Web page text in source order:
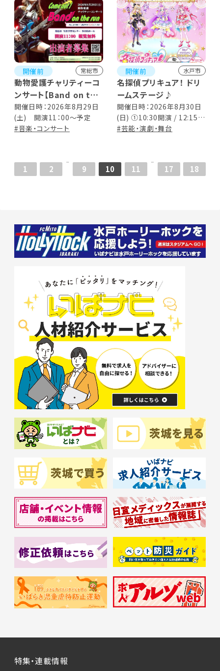
開催前 常総市
動物愛護チャリティーコ
ンサート【Band on the
run #38】
開催日時：2026年8月29日
(土) 開演11：00～予定
#音楽・コンサート
開催前 水戸市
名探偵プリキュア！ ドリ
ームステージ♪
開催日時：2026年8月30日
(日) ①10:30開演 / 12:15終
演予定 （途中15分間の休
分間の休憩あり）
#芸能・演劇・舞台
1 2 9 10 11 17 18
特集・連載情報